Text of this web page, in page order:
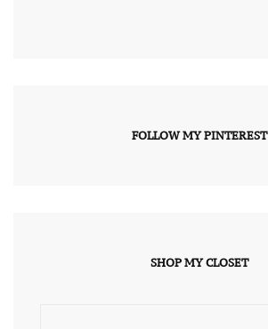
FOLLOW MY PINTEREST
SHOP MY CLOSET